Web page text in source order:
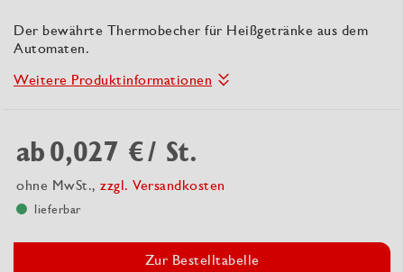
Der bewährte Thermobecher für Heißgetränke aus dem
Automaten.
Weitere Produktinformationen
ab0,027 €/ St.
ohne MwSt., zzgl. Versandkosten
lieferbar
Zur Bestelltabelle